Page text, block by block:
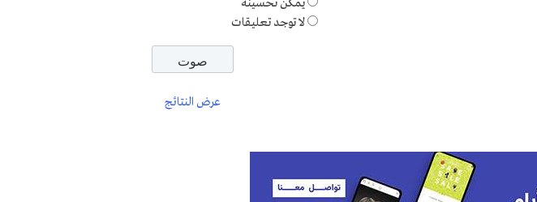
لا توجد تعليقات
عرض النتائج